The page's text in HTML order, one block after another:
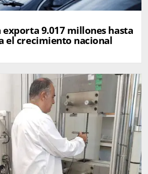
exporta 9.017 millones hasta
el crecimiento nacional